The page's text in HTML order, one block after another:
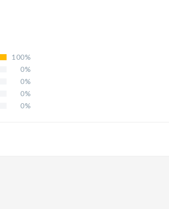
100%
0%
0%
0%
0%